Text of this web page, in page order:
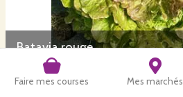
Faire mes courses Mes marchés
Batavia rouge